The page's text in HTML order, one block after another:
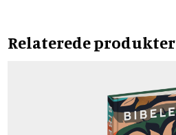
Relaterede produkter